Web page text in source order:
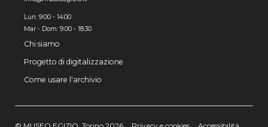
Lun: 9:00 - 14:00
Mar - Dom: 9.00 - 18.30
Chi siamo
Progetto di digitalizzazione
Come usare l'archivio